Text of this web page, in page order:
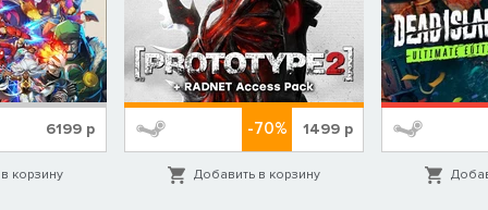
Конечная цель — заработать место в достойном доме
ДОЖИТЬ до проживания там.
6199 р
корзину
-70% 1499р
Добавить в корзину